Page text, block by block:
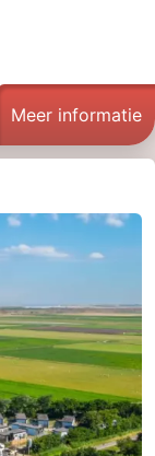
Meer informatie